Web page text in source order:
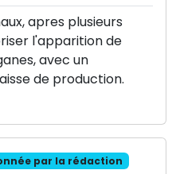
apres plusieurs
l'apparition de
avec un
de production.
par la rédaction